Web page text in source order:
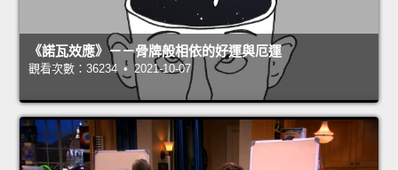
《諾瓦效應》－－骨牌般相依的好運與厄運
觀看次數：36234 • 2021-10-07